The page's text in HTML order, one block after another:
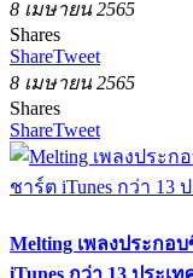
8 เมษายน 2565
Shares
ShareTweet
8 เมษายน 2565
Shares
ShareTweet
Melting เพลงประกอ
iTunes กว่า 13 ประเ